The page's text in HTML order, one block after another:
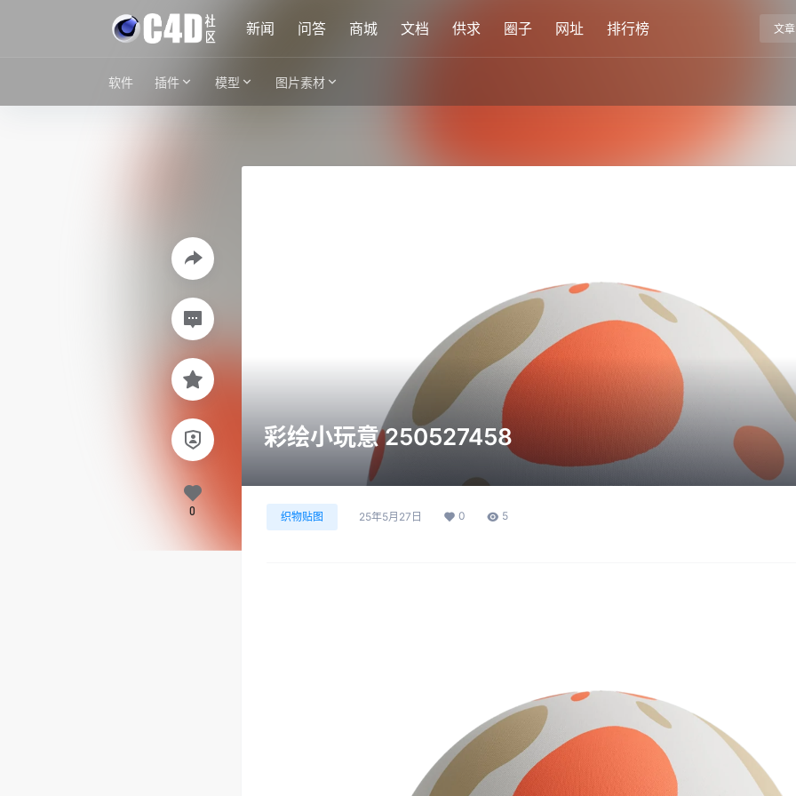
新闻 问答 商城 文档 供求 圈子 网址 排行榜 文章
软件 插件 模型 图片素材
彩绘小玩意 250527458
织物贴图 25年5月27日 0 5
0